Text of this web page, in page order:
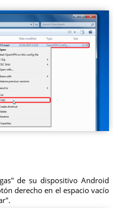
de su dispositivo Android
derecho en el espacio vacío